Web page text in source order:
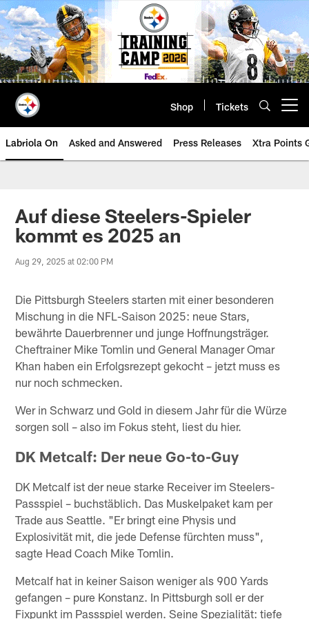
Skip
to
main
content
Shop Tickets
Labriola On Asked and Answered Press Releases Xtra Points
Auf diese Steelers-Spieler
kommt es 2025 an
Aug 29, 2025 at 02:00 PM
Die Pittsburgh Steelers starten mit einer besonderen
Mischung in die NFL-Saison 2025: neue Stars,
bewährte Dauerbrenner und junge Hoffnungsträger.
Cheftrainer Mike Tomlin und General Manager Omar
Khan haben ein Erfolgsrezept gekocht – jetzt muss es
nur noch schmecken.
Wer in Schwarz und Gold in diesem Jahr für die Würze
sorgen soll – also im Fokus steht, liest du hier.
DK Metcalf: Der neue Go-to-Guy
DK Metcalf ist der neue starke Receiver im Steelers-
Passspiel – buchstäblich. Das Muskelpaket kam per
Trade aus Seattle. "Er bringt eine Physis und
Explosivität mit, die jede Defense fürchten muss",
sagte Head Coach Mike Tomlin.
Metcalf hat in keiner Saison weniger als 900 Yards
gefangen – pure Konstanz. In Pittsburgh soll er der
Fixpunkt im Passspiel werden. Seine Spezialität: tiefe